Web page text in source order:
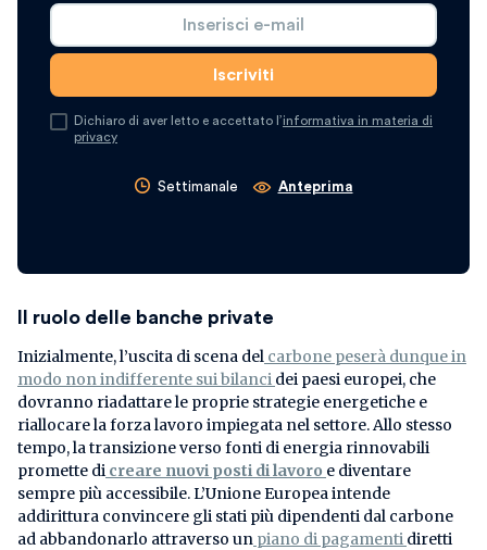
Dichiaro di aver letto e accettato l’informativa in materia di
privacy
Settimanale Anteprima
Il ruolo delle banche private
Inizialmente, l’uscita di scena del carbone peserà dunque in
modo non indifferente sui bilanci dei paesi europei, che
dovranno riadattare le proprie strategie energetiche e
riallocare la forza lavoro impiegata nel settore. Allo stesso
tempo, la transizione verso fonti di energia rinnovabili
promette di creare nuovi posti di lavoro e diventare
sempre più accessibile. L’Unione Europea intende
addirittura convincere gli stati più dipendenti dal carbone
ad abbandonarlo attraverso un piano di pagamenti diretti